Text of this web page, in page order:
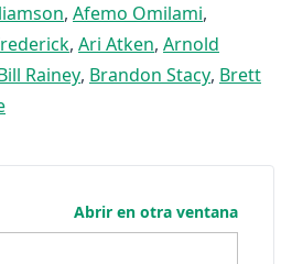
, Afemo Omilami,
, Ari Atken, Arnold
Rainey, Brandon Stacy, Brett
Abrir en otra ventana